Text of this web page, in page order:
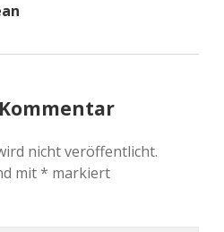
nicht veröffentlicht.
mit* markiert